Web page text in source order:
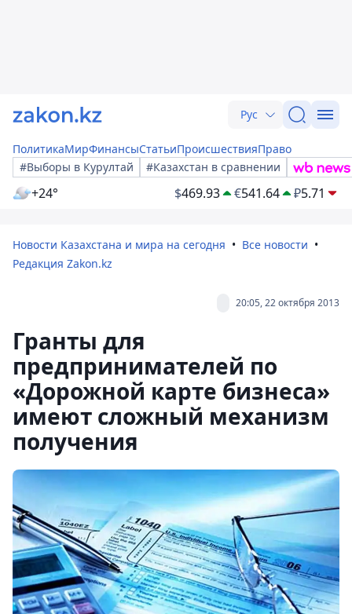
Рус
ПолитикаМирФинансыСтатьиПроисшествияПраво
#Выборы в Курултай
#Казахстан в сравнении
+24° $469.93 €541.64 ₽5.71
Новости Казахстана и мира на сегодня
Все новости
Редакция Zakon.kz
20:05, 22 октября 2013
Гранты для
предпринимателей по
«Дорожной карте бизнеса»
имеют сложный механизм
получения